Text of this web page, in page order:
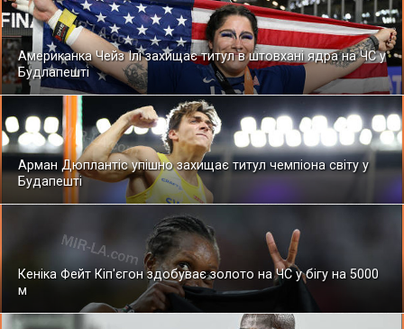
Американка Чейз Ілі захищає титул в штовхані ядра на ЧС у
Будлапешті
Арман Дюплантіс упішно захищає титул чемпіона світу у
Будапешті
Кеніка Фейт Кіп'єгон здобуває золото на ЧС у бігу на 5000
м